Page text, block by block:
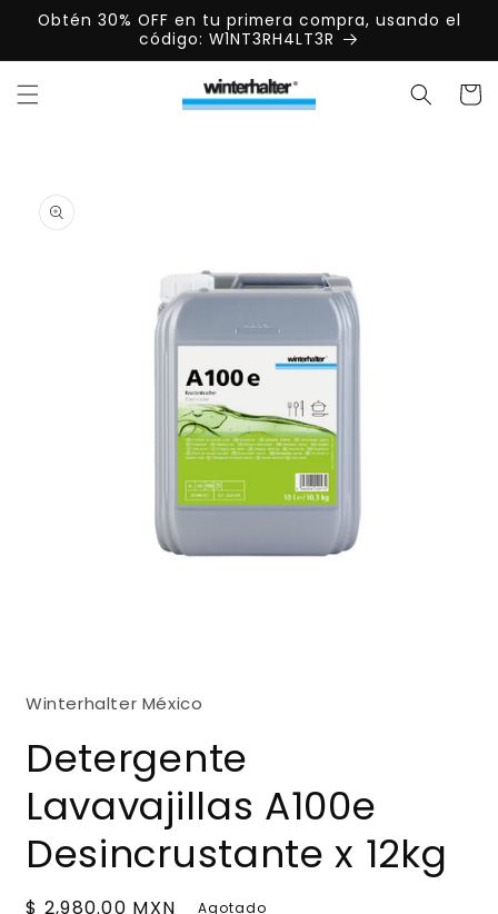
directamente
Obtén 30% OFF en tu primera compra, usando el
código: W1NT3RH4LT3R
Carrito
información
1
ventana
modal
Winterhalter México
Detergente
Lavavajillas A100e
Desincrustante x 12kg
Precio
$ 2,980.00 MXN Agotado